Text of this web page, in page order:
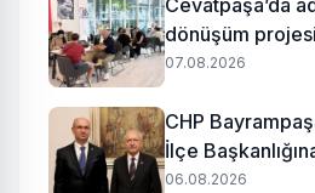
Cevatpaşa’da
dönüşüm
uzlaşı
07.08.2026
CHP
İlçe
atandı
06.08.2026